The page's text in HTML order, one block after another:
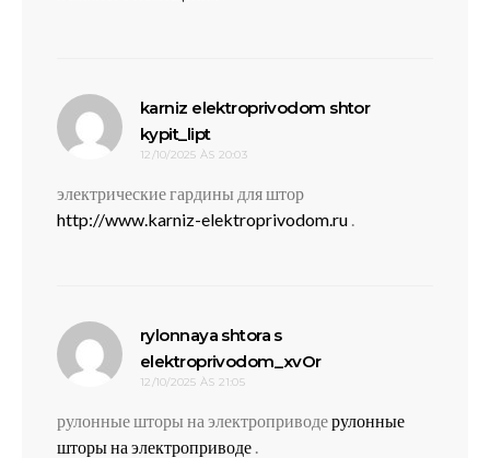
karniz elektroprivodom shtor
kypit_liptdisse:
12/10/2025 ÀS 20:03
электрические гардины для штор
http://www.karniz-elektroprivodom.ru .
rylonnaya shtora s
elektroprivodom_xvOrdisse:
12/10/2025 ÀS 21:05
рулонные шторы на электроприводерулонные
шторы на электроприводе .